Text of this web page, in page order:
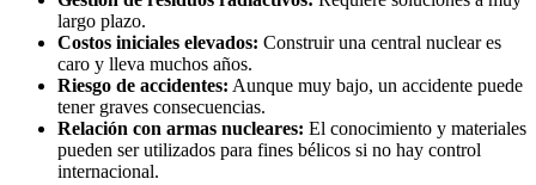
largo plazo.
Costos iniciales elevados: Construir una central nuclear es
caro y lleva muchos años.
Riesgo de accidentes: Aunque muy bajo, un accidente puede
tener graves consecuencias.
Relación con armas nucleares: El conocimiento y materiales
pueden ser utilizados para fines bélicos si no hay control
internacional.